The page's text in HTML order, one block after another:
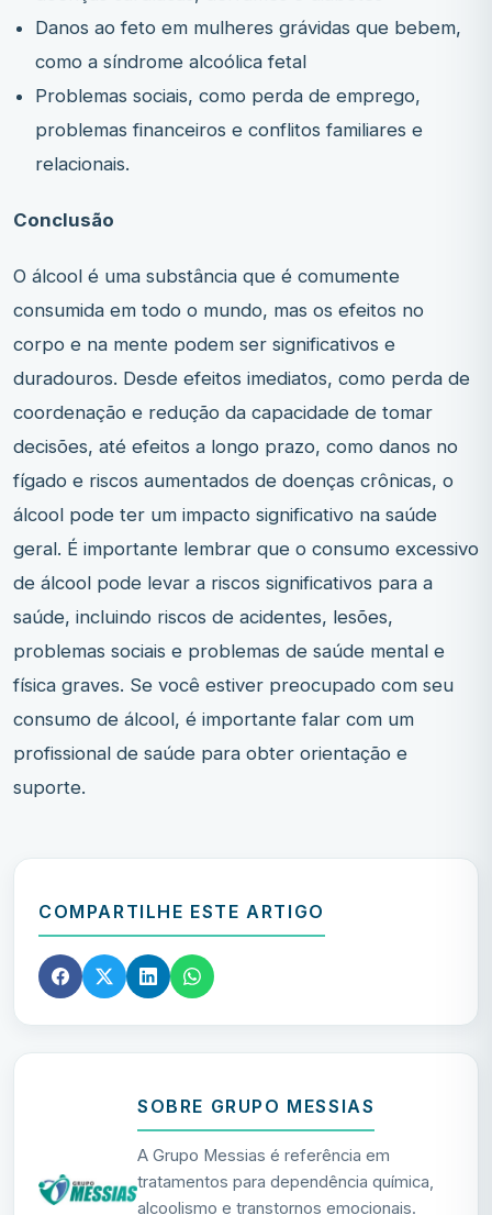
Danos ao feto em mulheres grávidas que bebem,
como a síndrome alcoólica fetal
Problemas sociais, como perda de emprego,
problemas financeiros e conflitos familiares e
relacionais.
Conclusão
O álcool é uma substância que é comumente
consumida em todo o mundo, mas os efeitos no
corpo e na mente podem ser significativos e
duradouros. Desde efeitos imediatos, como perda de
coordenação e redução da capacidade de tomar
decisões, até efeitos a longo prazo, como danos no
fígado e riscos aumentados de doenças crônicas, o
álcool pode ter um impacto significativo na saúde
geral. É importante lembrar que o consumo excessivo
de álcool pode levar a riscos significativos para a
saúde, incluindo riscos de acidentes, lesões,
problemas sociais e problemas de saúde mental e
física graves. Se você estiver preocupado com seu
consumo de álcool, é importante falar com um
profissional de saúde para obter orientação e
suporte.
COMPARTILHE ESTE ARTIGO
SOBRE GRUPO MESSIAS
A Grupo Messias é referência em
tratamentos para dependência química,
alcoolismo e transtornos emocionais.